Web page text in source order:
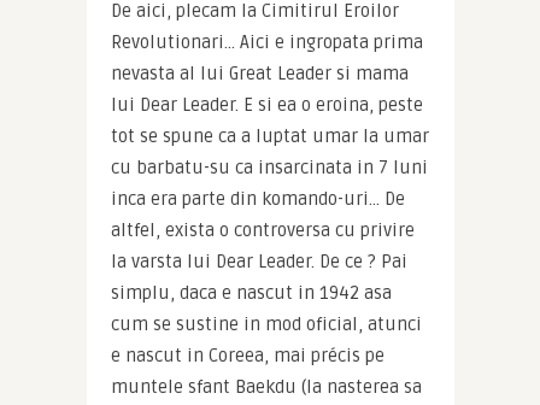
De aici, plecam la Cimitirul Eroilor
Revolutionari… Aici e ingropata prima
nevasta al lui Great Leader si mama
lui Dear Leader. E si ea o eroina, peste
tot se spune ca a luptat umar la umar
cu barbatu-su ca insarcinata in 7 luni
inca era parte din komando-uri… De
altfel, exista o controversa cu privire
la varsta lui Dear Leader. De ce ? Pai
simplu, daca e nascut in 1942 asa
cum se sustine in mod oficial, atunci
e nascut in Coreea, mai précis pe
muntele sfant Baekdu (la nasterea sa